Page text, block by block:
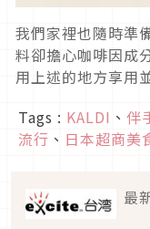
我們家裡也隨時準
料卻擔心咖啡因成
用上述的地方享用
Tags : KALDI 、 伴
流行 、 日本超商美
最